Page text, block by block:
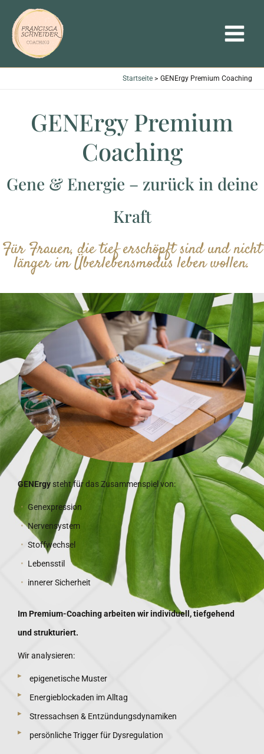
Inhalt
springen
MENU
Startseite GENErgy Premium Coaching
GENErgy Premium
Coaching
Gene & Energie – zurück in deine
Kraft
Für Frauen, die tief erschöpft sind und nicht
länger im Überlebensmodus leben wollen.
GENErgysteht für das Zusammenspiel von:
Genexpression
Nervensystem
Stoffwechsel
Lebensstil
innerer Sicherheit
Im Premium-Coaching arbeiten wir individuell, tiefgehend
und strukturiert.
Wir analysieren:
epigenetische Muster
Energieblockaden im Alltag
Stressachsen & Entzündungsdynamiken
persönliche Trigger für Dysregulation